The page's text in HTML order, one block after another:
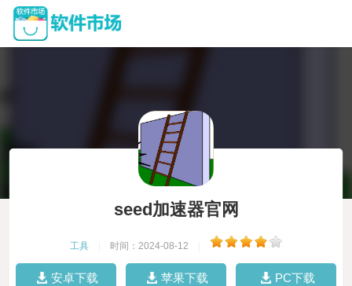
seed加速器官网
工具 时间：2024-08-12
安卓下载 苹果下载 PC下载